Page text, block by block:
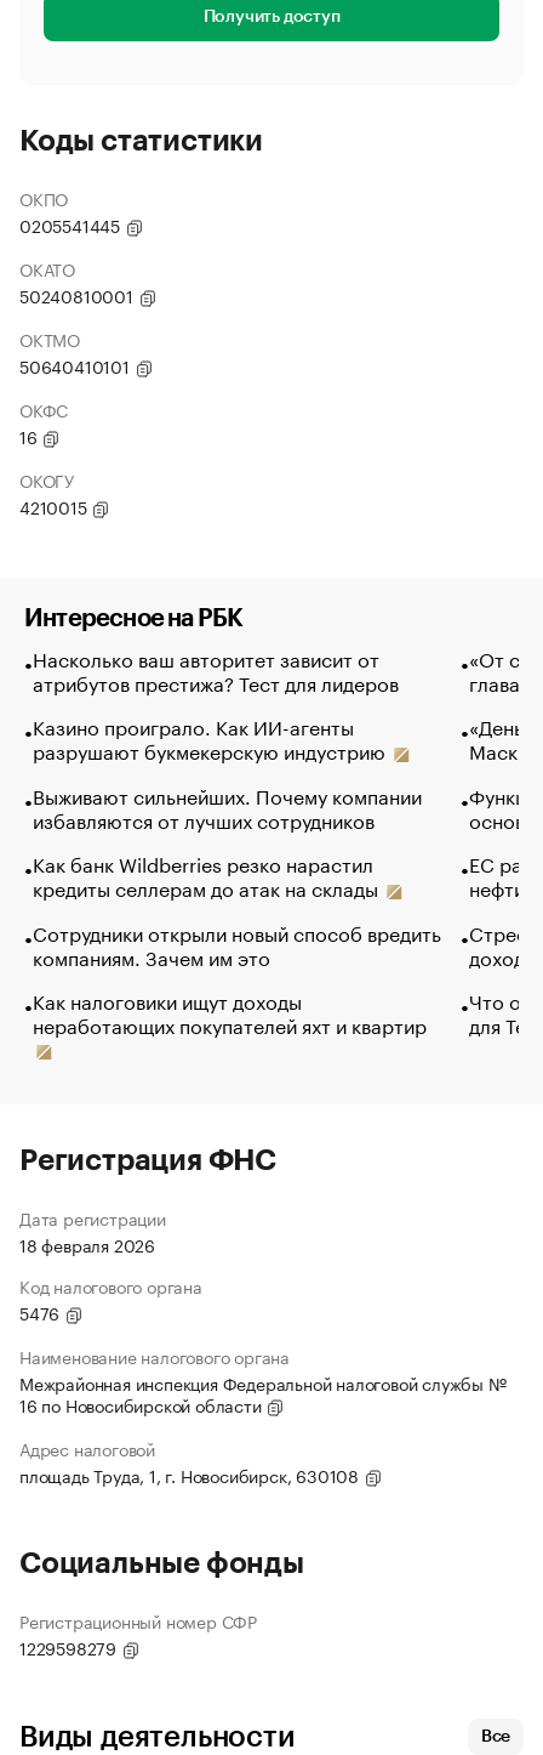
Получить доступ
Коды статистики
ОКПО
0205541445
ОКАТО
50240810001
ОКТМО
50640410101
ОКФС
16
ОКОГУ
4210015
Интересное на РБК
Насколько ваш авторитет зависит от
атрибутов престижа? Тест для лидеров
Казино проиграло. Как ИИ-агенты
разрушают букмекерскую индустрию
Выживают сильнейших. Почему компании
избавляются от лучших сотрудников
Как банк Wildberries резко нарастил
кредиты селлерам до атак на склады
Сотрудники открыли новый способ вредить
компаниям. Зачем им это
Как налоговики ищут доходы
неработающих покупателей яхт и квартир
«От
глава
Маск в
основ
ЕС
нефти
Что
для
Регистрация ФНС
Дата регистрации
18 февраля 2026
Код налогового органа
5476
Наименование налогового органа
Межрайонная инспекция Федеральной налоговой службы №
16 по Новосибирской области
Адрес налоговой
площадь Труда, 1, г. Новосибирск, 630108
Социальные фонды
Регистрационный номер СФР
1229598279
Виды деятельности Все